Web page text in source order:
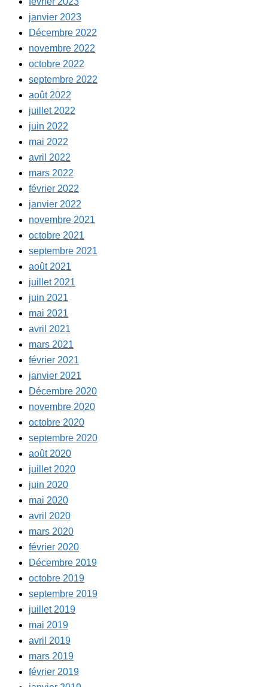
janvier 2023
Décembre 2022
novembre 2022
octobre 2022
septembre 2022
août 2022
juillet 2022
juin 2022
mai 2022
avril 2022
mars 2022
février 2022
janvier 2022
novembre 2021
octobre 2021
septembre 2021
août 2021
juillet 2021
juin 2021
mai 2021
avril 2021
mars 2021
février 2021
janvier 2021
Décembre 2020
novembre 2020
octobre 2020
septembre 2020
août 2020
juillet 2020
juin 2020
mai 2020
avril 2020
mars 2020
février 2020
Décembre 2019
octobre 2019
septembre 2019
juillet 2019
mai 2019
avril 2019
mars 2019
février 2019